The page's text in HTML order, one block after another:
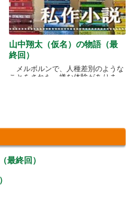
山中翔太（仮名）の物語（最
終回）
メルボルンで、人種差別のような
ことをされた、嫌な体験がありま
最終回）